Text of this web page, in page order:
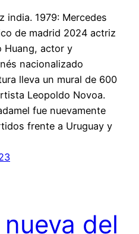
india. 1979: Mercedes
de madrid 2024 actriz
Huang, actor y
nacionalizado
lleva un mural de 600
Leopoldo Novoa.
fue nuevamente
frente a Uruguay y
del